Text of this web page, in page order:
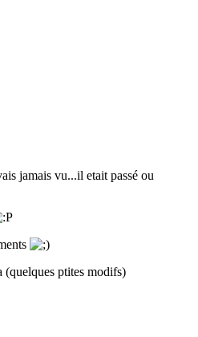
jamais vu...il etait passé ou
ptites modifs)